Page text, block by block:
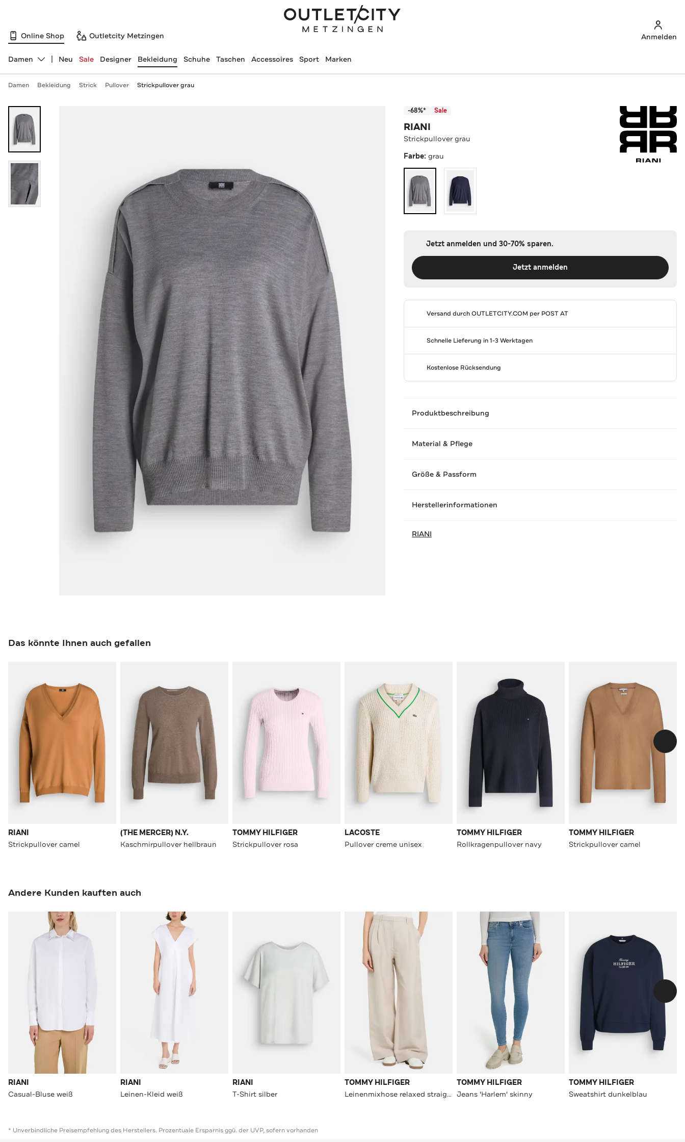
Online Shop Outletcity Metzingen Anmelden
Abteilung ändern, ausgewählt:
Damen Neu Sale Designer Bekleidung Schuhe Taschen Accessoires Sport Marken
Damen Bekleidung Strick Pullover Strickpullover grau
-68%* Sale
RIANI
Strickpullover grau
Farbe:grau
Jetzt anmelden und 30-70% sparen.
Jetzt anmelden
Versand durchOUTLETCITY.COM per POST AT
Schnelle Lieferung in 1-3 Werktagen
Kostenlose Rücksendung
Produktbeschreibung
Material & Pflege
Größe & Passform
Herstellerinformationen
RIANI
Das könnte Ihnen auch gefallen
RIANI
Strickpullover camel
(THE MERCER) N.Y.
Kaschmirpullover hellbraun
TOMMY HILFIGER
Strickpullover rosa
LACOSTE
Pullover creme unisex
TOMMY HILFIGER
Rollkragenpullover navy
TOMMY HILFIGER
Strickpullover camel
Andere Kunden kauften auch
RIANI
Casual-Bluse weiß
RIANI
Leinen-Kleid weiß
RIANI
T-Shirt silber
TOMMY HILFIGER
Leinenmixhose relaxed straight
TOMMY HILFIGER
Jeans 'Harlem' skinny
TOMMY HILFIGER
Sweatshirt dunkelblau
* Unverbindliche Preisempfehlung des Herstellers. Prozentuale Ersparnis ggü. der UVP, sofern vorhanden